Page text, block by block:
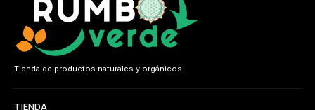
Tienda de productos naturales y orgánicos.
TIENDA